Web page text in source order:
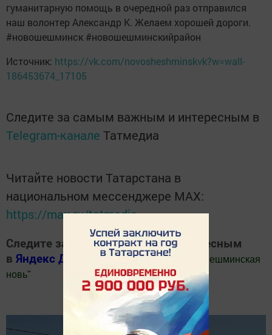
гуманитарную помощь в очередной раз отправился
наш волонтер Александр К. Желаем хорошей дороги.
#новошешминск #новошешминскийрайон
Источник: https://vk.com/novosheshminskvk?w=wall-
186453674_17105
Следите за самым важным и интересным в
Telegram-канале Татмедиа
Читайте новости Татарстана в
национальном мессенджере MАХ:
https://max.ru/tatmedia
Следите за самым важным и интересным
в Яндекс Дзен иТелеграм канале
Шешминская
новь"
Добавить Шешминскую новь в Яндекс.Новости